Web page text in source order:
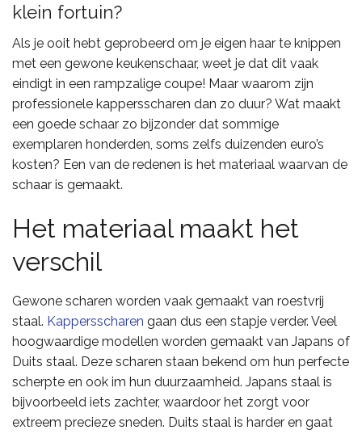
klein fortuin?
Als je ooit hebt geprobeerd om je eigen haar te knippen
met een gewone keukenschaar, weet je dat dit vaak
eindigt in een rampzalige coupe! Maar waarom zijn
professionele kappersscharen dan zo duur? Wat maakt
een goede schaar zo bijzonder dat sommige
exemplaren honderden, soms zelfs duizenden euro’s
kosten? Een van de redenen is het materiaal waarvan de
schaar is gemaakt.
Het materiaal maakt het
verschil
Gewone scharen worden vaak gemaakt van roestvrij
staal. Kappersscharen gaan dus een stapje verder. Veel
hoogwaardige modellen worden gemaakt van Japans of
Duits staal. Deze scharen staan bekend om hun perfecte
scherpte en ook im hun duurzaamheid. Japans staal is
bijvoorbeeld iets zachter, waardoor het zorgt voor
extreem precieze sneden. Duits staal is harder en gaat